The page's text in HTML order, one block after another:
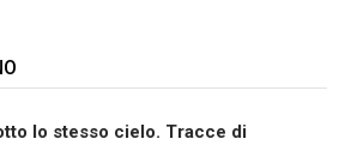
lo stesso cielo. Tracce di